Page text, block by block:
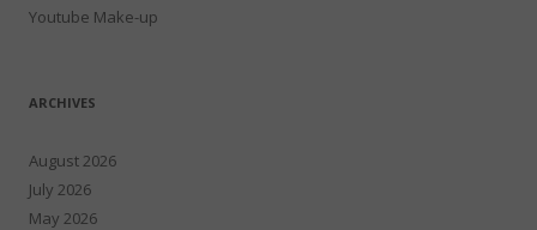
Youtube Make-up
ARCHIVES
August 2026
July 2026
May 2026